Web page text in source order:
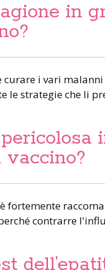
in
curare i vari
le strategie che li
fortemente
contrarre